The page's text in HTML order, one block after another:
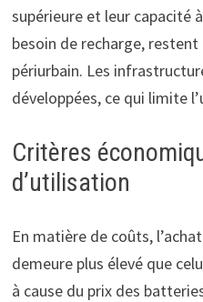
supérieure et leur capacité
besoin de recharge,
périurbain. Les
développées, ce qui limite
Critères
d’utilisation
En matière de coûts,
demeure plus élevé que
à cause du prix des